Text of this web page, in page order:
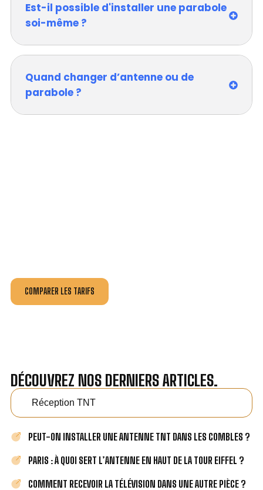
Est-il possible d'installer une parabole
soi-même ?
Quand changer d’antenne ou de
parabole ?
COMPARER LES TARIFS
DÉCOUVREZ NOS DERNIERS ARTICLES.
Réception TNT
PEUT-ON INSTALLER UNE ANTENNE TNT DANS LES COMBLES ?
PARIS : À QUOI SERT L’ANTENNE EN HAUT DE LA TOUR EIFFEL ?
COMMENT RECEVOIR LA TÉLÉVISION DANS UNE AUTRE PIÈCE ?